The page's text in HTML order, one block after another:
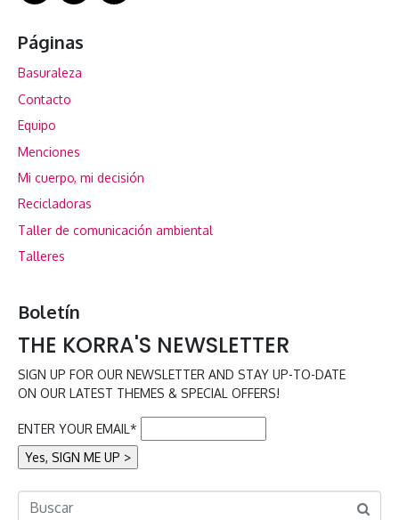
Páginas
Basuraleza
Contacto
Equipo
Menciones
Mi cuerpo, mi decisión
Recicladoras
Taller de comunicación ambiental
Talleres
Boletín
THE KORRA'S NEWSLETTER
SIGN UP FOR OUR NEWSLETTER AND STAY UP-TO-DATE
ON OUR LATEST THEMES & SPECIAL OFFERS!
ENTER YOUR EMAIL*